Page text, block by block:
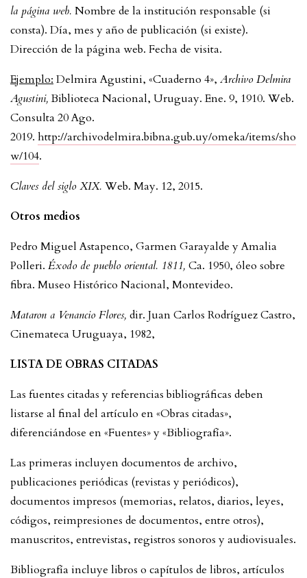
la página web. Nombre de la institución responsable (si
consta). Día, mes y año de publicación (si existe).
Dirección de la página web. Fecha de visita.
Ejemplo: Delmira Agustini, «Cuaderno 4», Archivo Delmira
Agustini,Biblioteca Nacional, Uruguay. Ene. 9, 1910. Web.
Consulta 20 Ago.
2019. http://archivodelmira.bibna.gub.uy/omeka/items/sho
w/104.
Claves del siglo XIX. Web. May. 12, 2015.
Otros medios
Pedro Miguel Astapenco, Garmen Garayalde y Amalia
Polleri. Éxodo de pueblo oriental. 1811, Ca. 1950, óleo sobre
fibra. Museo Histórico Nacional, Montevideo.
Mataron a Venancio Flores, dir. Juan Carlos Rodríguez Castro,
Cinemateca Uruguaya, 1982,
LISTA DE OBRAS CITADAS
Las fuentes citadas y referencias bibliográficas deben
listarse al final del artículo en «Obras citadas»,
diferenciándose en «Fuentes» y «Bibliografía».
Las primeras incluyen documentos de archivo,
publicaciones periódicas (revistas y periódicos),
documentos impresos (memorias, relatos, diarios, leyes,
códigos, reimpresiones de documentos, entre otros),
manuscritos, entrevistas, registros sonoros y audiovisuales.
Bibliografía incluye libros o capítulos de libros, artículos